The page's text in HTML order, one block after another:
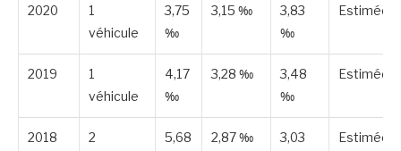
2020
1
véhicule
3,75
‰
3,15 ‰
3,83
‰
Estimée
2019
1
véhicule
4,17
‰
3,28 ‰
3,48
‰
Estimée
2018
2
5,68
2,87 ‰
3,03
Estimée